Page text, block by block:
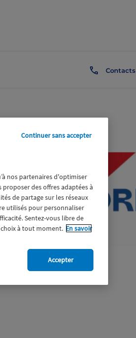
Contacts
nos partenaires d'optimiser
des offres adaptées à
de partage sur les réseaux
utilisés pour personnaliser
Sentez-vous libre de
choix à tout moment. En savoir
Continuer sans accepter
Accepter